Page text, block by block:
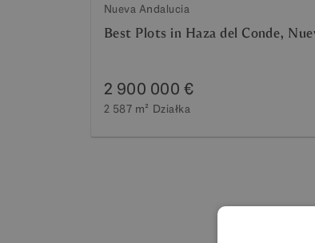
Nueva Andalucia
Best Plots in Haza del Conde,
2 900 000 €
2 587 m² Działka